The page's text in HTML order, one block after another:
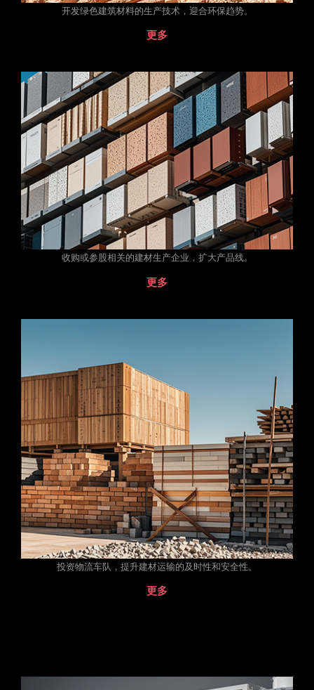
开发绿色建筑材料的生产技术，迎合环保趋势。
更多
收购或参股相关的建材生产企业，扩大产品线。
更多
投资物流车队，提升建材运输的及时性和安全性。
更多